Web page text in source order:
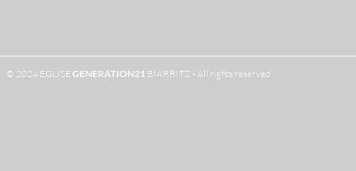
© 2024 EGLISE GENERATION21 BIARRITZ - All rights reserved